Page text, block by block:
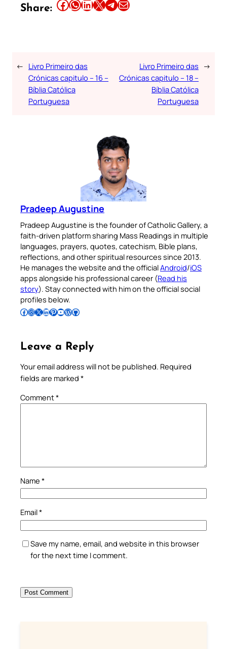
Share: Share this article on Facebook Share this article on WhatsApp Share this article on LinkedIn Share this article on X Share this article on TelegramEmail this Article
← Livro Primeiro das
Crónicas capitulo – 16 –
Bíblia Católica
Portuguesa
Livro Primeiro das
Crónicas capitulo – 18 –
Bíblia Católica
Portuguesa
→
Pradeep Augustine
Pradeep Augustine is the founder of Catholic Gallery, a
faith-driven platform sharing Mass Readings in multiple
languages, prayers, quotes, catechism, Bible plans,
reflections, and other spiritual resources since 2013.
He manages the website and the officialAndroid/iOS
apps alongside his professional career (Read his
story). Stay connected with him on the official social
profiles below.
Follow Pradeep on Facebook Follow Pradeep on InstagramFollow Pradeep on X Follow Pradeep on LinkedIn Follow Pradeep on Pinterest Subscribe to Pradeep’s Youtube Channel Follow Pradeep on WordPress Follow Pradeep on GitHub
Leave a Reply
Your email address will not be published. Required
fields are marked *
Comment*
Name *
Email*
Save my name, email, and website in this browser
for the next time I comment.